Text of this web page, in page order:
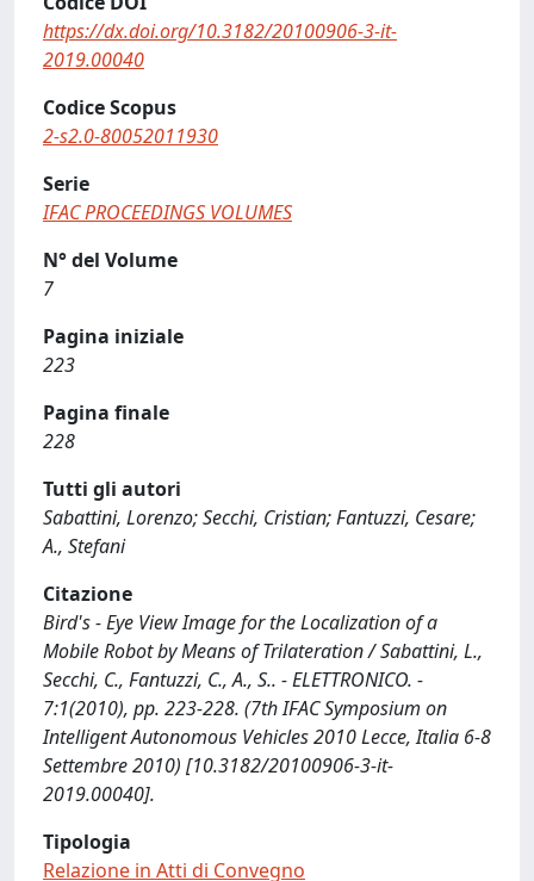
https://dx.doi.org/10.3182/20100906-3-it-
2019.00040
Codice Scopus
2-s2.0-80052011930
Serie
IFAC PROCEEDINGS VOLUMES
N° del Volume
7
Pagina iniziale
223
Pagina finale
228
Tutti gli autori
Sabattini, Lorenzo; Secchi, Cristian; Fantuzzi, Cesare;
A., Stefani
Citazione
Bird's - Eye View Image for the Localization of a
Mobile Robot by Means of Trilateration / Sabattini, L.,
Secchi, C., Fantuzzi, C., A., S.. - ELETTRONICO. -
7:1(2010), pp. 223-228. (7th IFAC Symposium on
Intelligent Autonomous Vehicles 2010 Lecce, Italia 6-8
Settembre 2010) [10.3182/20100906-3-it-
2019.00040].
Tipologia
Relazione in Atti di Convegno